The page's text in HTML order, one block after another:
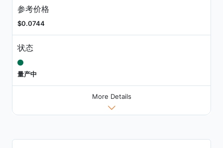
参考价格
$0.0744
状态
量产中
More Details